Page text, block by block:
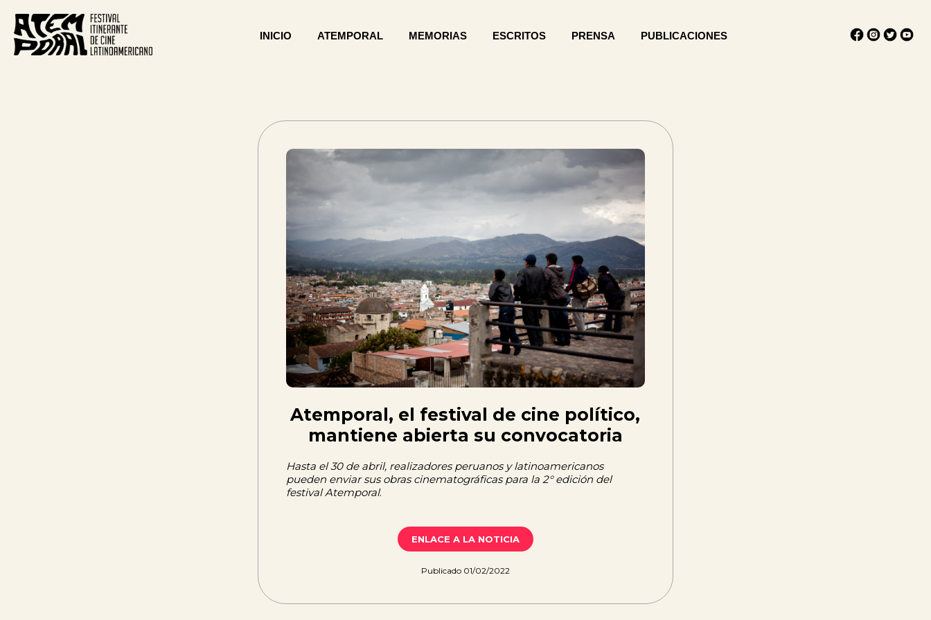
INICIO ATEMPORAL MEMORIAS ESCRITOS PRENSA PUBLICACIONES
Atemporal, el festival de cine político,
mantiene abierta su convocatoria
Hasta el 30 de abril, realizadores peruanos y latinoamericanos
pueden enviar sus obras cinematográficas para la 2° edición del
festival Atemporal.
ENLACE A LA NOTICIA
Publicado 01/02/2022